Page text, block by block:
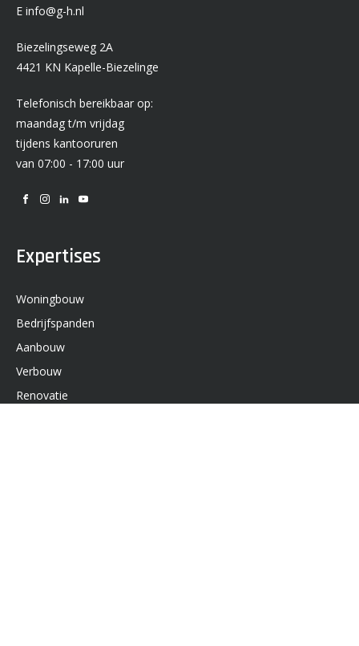
E info@g-h.nl
Biezelingseweg 2A
4421 KN Kapelle-Biezelinge
Telefonisch bereikbaar op:
maandag t/m vrijdag
tijdens kantooruren
van 07:00 - 17:00 uur
Expertises
Woningbouw
Bedrijfspanden
Aanbouw
Verbouw
Renovatie